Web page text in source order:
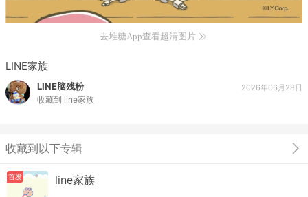
去堆糖App查看超清图片
LINE家族
LINE脑残粉
收藏到 line家族
2026年06月28日
收藏到以下专辑
首发 line家族